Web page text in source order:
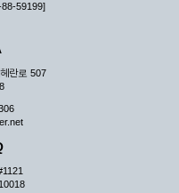
88-59199]
란로 507